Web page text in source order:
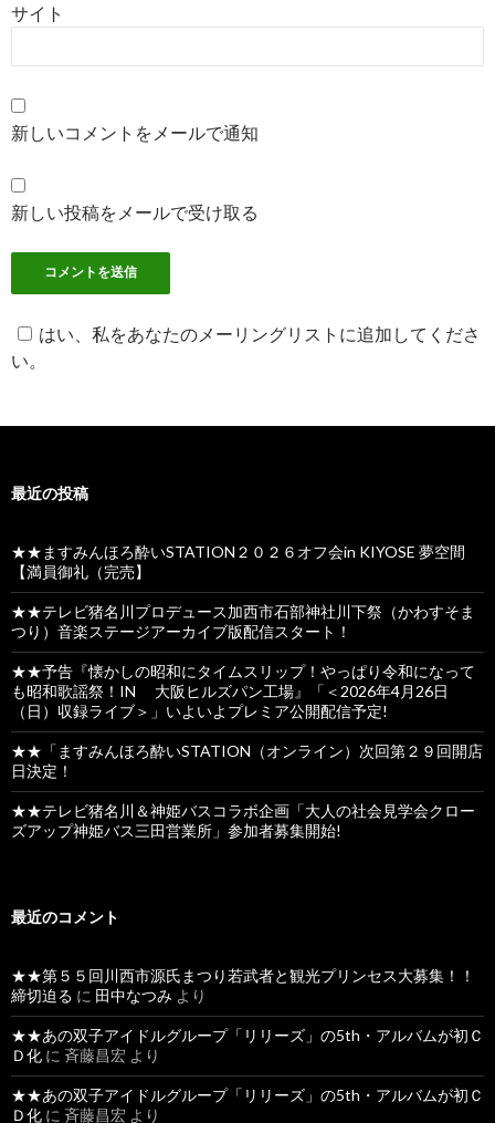
サイト
新しいコメントをメールで通知
新しい投稿をメールで受け取る
はい、私をあなたのメーリングリストに追加してくださ
い。
最近の投稿
★★ますみんほろ酔いSTATION２０２６オフ会in KIYOSE 夢空間
【満員御礼（完売】
★★テレビ猪名川プロデュース加西市石部神社川下祭（かわすそま
つり）音楽ステージアーカイブ版配信スタート！
★★予告『懐かしの昭和にタイムスリップ！やっぱり令和になって
も昭和歌謡祭！IN 大阪ヒルズパン工場』「＜2026年4月26日
（日）収録ライブ＞」いよいよプレミア公開配信予定!
★★「ますみんほろ酔いSTATION（オンライン）次回第２９回開店
日決定！
★★テレビ猪名川＆神姫バスコラボ企画「大人の社会見学会クロー
ズアップ神姫バス三田営業所」参加者募集開始!
最近のコメント
★★第５５回川西市源氏まつり若武者と観光プリンセス大募集！！
締切迫る に 田中なつみ より
★★あの双子アイドルグループ「リリーズ」の5th・アルバムが初Ｃ
Ｄ化 に 斉藤昌宏 より
★★あの双子アイドルグループ「リリーズ」の5th・アルバムが初Ｃ
Ｄ化 に 斉藤昌宏 より